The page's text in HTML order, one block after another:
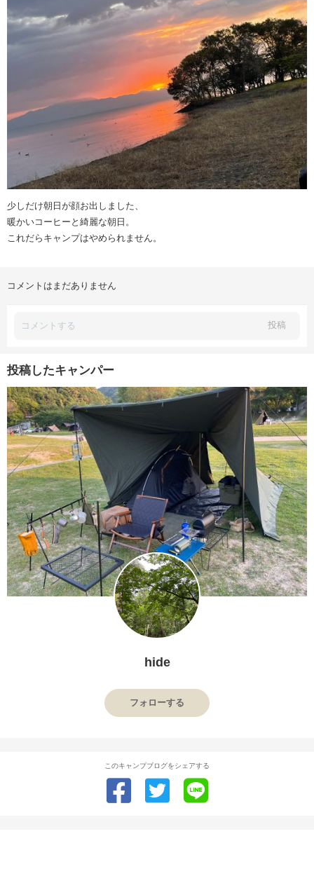
少しだけ朝日が顔お出しました、
暖かいコーヒーと綺麗な朝日。
これだらキャンプはやめられません。
コメントはまだありません
投稿
投稿したキャンパー
hide
フォローする
このキャンプブログをシェアする